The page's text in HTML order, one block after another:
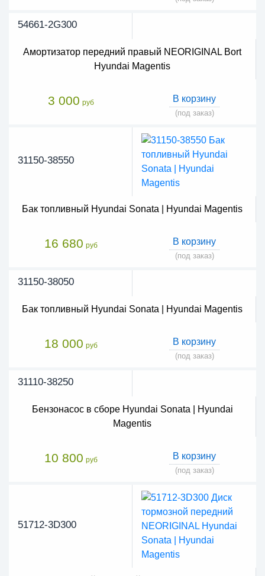
54661-2G300
Амортизатор передний правый NEORIGINAL Bort
Hyundai Magentis
3 000 руб В корзину
(под заказ)
31150-38550
Бак топливный Hyundai Sonata | Hyundai Magentis
16 680 руб В корзину
(под заказ)
31150-38050
Бак топливный Hyundai Sonata | Hyundai Magentis
18 000 руб В корзину
(под заказ)
31110-38250
Бензонасос в сборе Hyundai Sonata | Hyundai
Magentis
10 800 руб В корзину
(под заказ)
51712-3D300